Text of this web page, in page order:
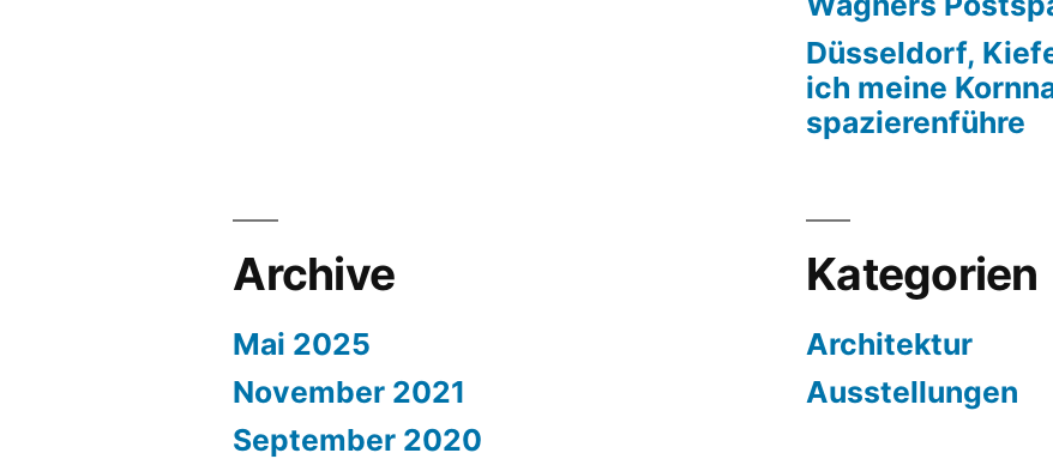
Düsseldorf,
ich meine
spazierenführe
Archive
Mai 2025
November 2021
September 2020
Kategorien
Architektur
Ausstellungen